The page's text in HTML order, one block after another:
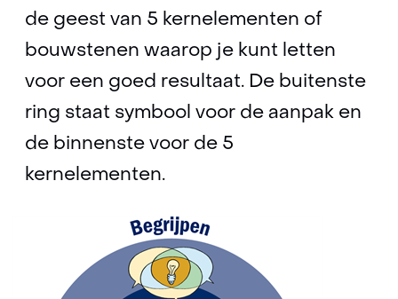
de geest van 5 kernelementen of
bouwstenen waarop je kunt letten
voor een goed resultaat. De buitenste
ring staat symbool voor de aanpak en
de binnenste voor de 5
kernelementen.